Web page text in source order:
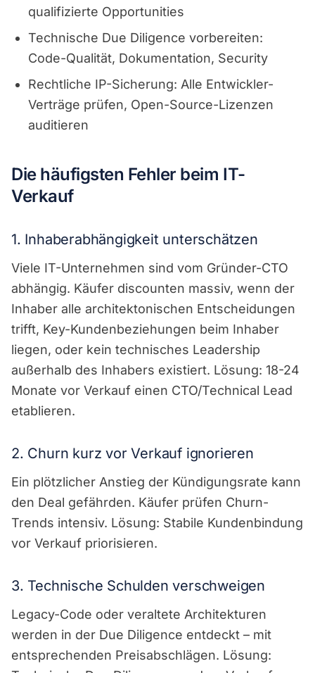
qualifizierte Opportunities
Technische Due Diligence vorbereiten:
Code-Qualität, Dokumentation, Security
Rechtliche IP-Sicherung: Alle Entwickler-
Verträge prüfen, Open-Source-Lizenzen
auditieren
Die häufigsten Fehler beim IT-
Verkauf
1. Inhaberabhängigkeit unterschätzen
Viele IT-Unternehmen sind vom Gründer-CTO
abhängig. Käufer discounten massiv, wenn der
Inhaber alle architektonischen Entscheidungen
trifft, Key-Kundenbeziehungen beim Inhaber
liegen, oder kein technisches Leadership
außerhalb des Inhabers existiert. Lösung: 18-24
Monate vor Verkauf einen CTO/Technical Lead
etablieren.
2. Churn kurz vor Verkauf ignorieren
Ein plötzlicher Anstieg der Kündigungsrate kann
den Deal gefährden. Käufer prüfen Churn-
Trends intensiv. Lösung: Stabile Kundenbindung
vor Verkauf priorisieren.
3. Technische Schulden verschweigen
Legacy-Code oder veraltete Architekturen
werden in der Due Diligence entdeckt – mit
entsprechenden Preisabschlägen. Lösung: